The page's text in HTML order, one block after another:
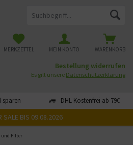
sparen DHL Kostenfrei ab 79€
WARENKORB
MERKZETTEL MEIN KONTO
Bestellung widerrufen
Es gilt unsere Datenschutzerklärung
SALE BIS 09.08.2026
und Filter